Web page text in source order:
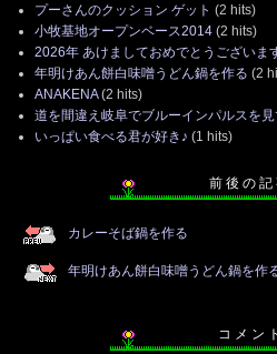
プーさんのクッション ゲット (2 hits)
小牧基地オープンベース2014 (2 hits)
2026年 あけましておめでとうございま
年明けあん餅白味噌うどん鍋を作る (2
ANAKENA(2 hits)
道を間違え岐阜でブルーインパルスを見
いっぱい食べる君が好き♪ (1 hits)
前 後 の 記
カレーそば鍋を作る
年明けあん餅白味噌うどん鍋を作
コ メ ン ト